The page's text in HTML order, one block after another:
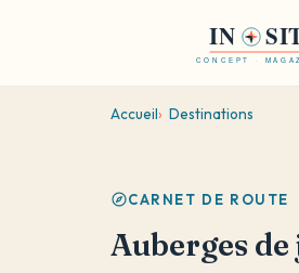
Accueil Destinations
CARNET DE ROUTE
Auberges